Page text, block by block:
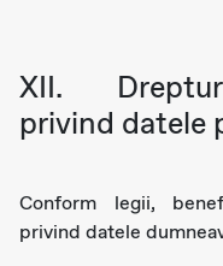
XII.
privind datele
Conform legii,
privind datele